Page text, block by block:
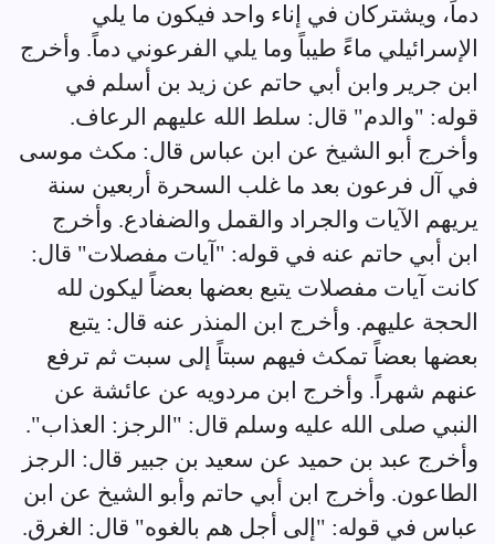
دماً، ويشتركان في إناء واحد فيكون ما يلي
الإسرائيلي ماءً طيباً وما يلي الفرعوني دماً. وأخرج
ابن جرير وابن أبي حاتم عن زيد بن أسلم في
قوله: "والدم" قال: سلط الله عليهم الرعاف.
وأخرج أبو الشيخ عن ابن عباس قال: مكث موسى
في آل فرعون بعد ما غلب السحرة أربعين سنة
يريهم الآيات والجراد والقمل والضفادع. وأخرج
ابن أبي حاتم عنه في قوله: "آيات مفصلات" قال:
كانت آيات مفصلات يتبع بعضها بعضاً ليكون لله
الحجة عليهم. وأخرج ابن المنذر عنه قال: يتبع
بعضها بعضاً تمكث فيهم سبتاً إلى سبت ثم ترفع
عنهم شهراً. وأخرج ابن مردويه عن عائشة عن
النبي صلى الله عليه وسلم قال: "الرجز: العذاب".
وأخرج عبد بن حميد عن سعيد بن جبير قال: الرجز
الطاعون. وأخرج ابن أبي حاتم وأبو الشيخ عن ابن
عباس في قوله: "إلى أجل هم بالغوه" قال: الغرق.